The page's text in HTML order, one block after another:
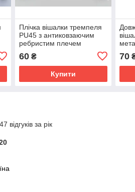
Плічка вішалки тремпеля
PU45 з антиковзаючим
ребристим плечем
чорного кольору, довжина
45 см
60₴
Купити
70
відгуків за рік